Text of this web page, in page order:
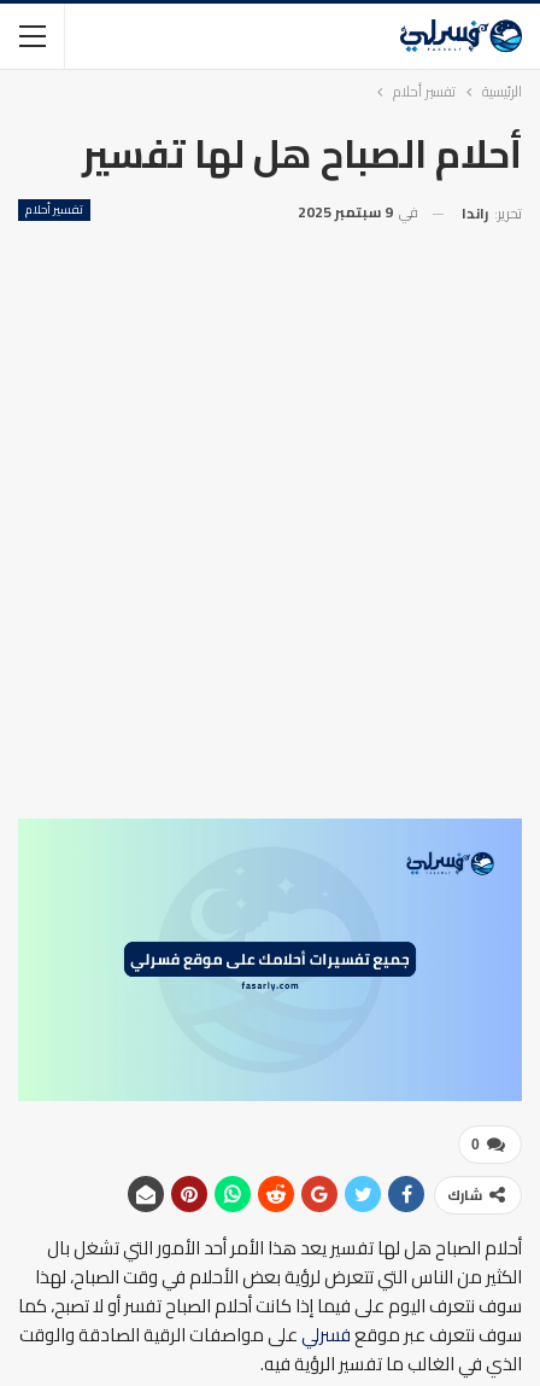
الرئيسية تفسير أحلام
أحلام الصباح هل لها تفسير
تفسير أحلام تحرير: راندا في 9 سبتمبر 2025
0
شارك
أحلام الصباح هل لها تفسير يعد هذا الأمر أحد الأمور التي تشغل بال
الكثير من الناس التي تتعرض لرؤية بعض الأحلام في وقت الصباح، لهذا
سوف نتعرف اليوم على فيما إذا كانت أحلام الصباح تفسر أو لا تصبح، كما
سوف نتعرف عبر موقعفسرليعلى مواصفات الرقية الصادقة والوقت
الذي في الغالب ما تفسير الرؤية فيه.